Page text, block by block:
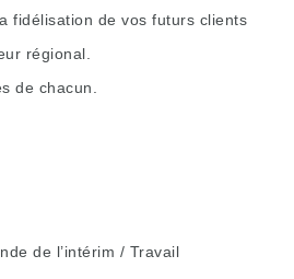
fidélisation de vos futurs clients
régional.
de chacun.
de l’intérim / Travail